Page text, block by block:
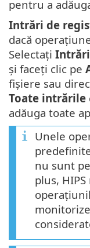
pentru a
Intrări de
dacă
Selectați
și faceți clic pe
fișiere sau
Toate intrările
adăuga toate
Unele
nu sunt
plus,